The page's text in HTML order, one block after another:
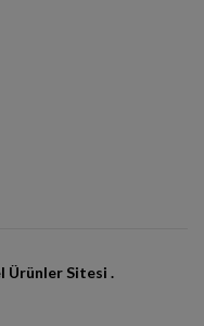
Ürünler Sitesi .